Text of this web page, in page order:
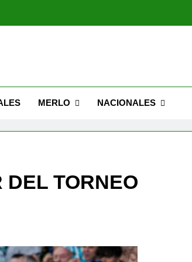
MERLO NACIONALES
DEL TORNEO